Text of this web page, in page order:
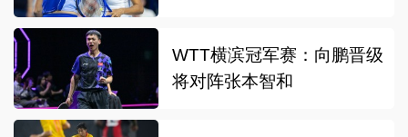
WTT横滨冠军赛：向鹏晋级
将对阵张本智和